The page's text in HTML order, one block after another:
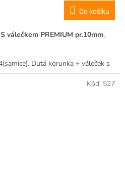
Do košíku
S válečkem PREMIUM pr.10mm,
Dutá korunka + váleček s
Kód: 527